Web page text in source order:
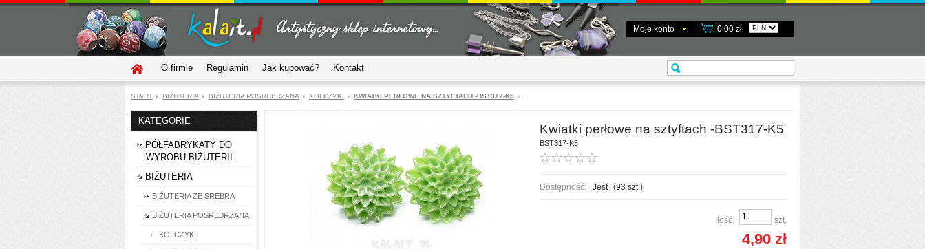
Moje konto 0,00 zł
O firmie Regulamin Jak kupować? Kontakt
START BIŻUTERIA BIŻUTERIA POSREBRZANA KOLCZYKI KWIATKI PERŁOWE NA SZTYFTACH -BST317-K5
KATEGORIE
PÓŁFABRYKATY DO
WYROBU BIŻUTERII
BIŻUTERIA
BIŻUTERIA ZE SREBRA
BIŻUTERIA POSREBRZANA
KOLCZYKI
Kwiatki perłowe na sztyftach -BST317-K5
BST317-K5
Dostępność: Jest (93 szt.)
Ilość: szt.
4,90 zł